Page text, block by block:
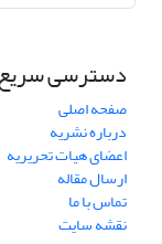
دسترسی
صفحه اصلی
درباره نشریه
اعضای هیات تحریریه
ارسال مقاله
تماس با ما
نقشه سایت